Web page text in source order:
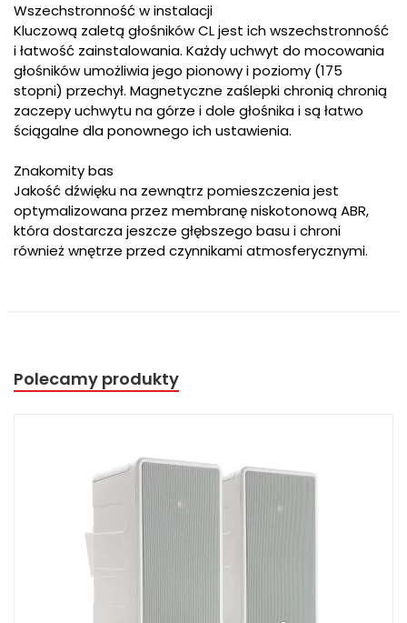
Wszechstronność w instalacji
Kluczową zaletą głośników CL jest ich wszechstronność
i łatwość zainstalowania. Każdy uchwyt do mocowania
głośników umożliwia jego pionowy i poziomy (175
stopni) przechył. Magnetyczne zaślepki chronią chronią
zaczepy uchwytu na górze i dole głośnika i są łatwo
ściągalne dla ponownego ich ustawienia.
Znakomity bas
Jakość dźwięku na zewnątrz pomieszczenia jest
optymalizowana przez membranę niskotonową ABR,
która dostarcza jeszcze głębszego basu i chroni
również wnętrze przed czynnikami atmosferycznymi.
Polecamy produkty